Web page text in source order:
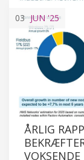
03 JUN '25
ÅRLIG